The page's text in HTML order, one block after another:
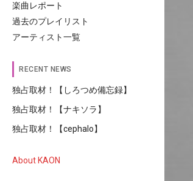
楽曲レポート
過去のプレイリスト
アーティスト一覧
RECENT NEWS
独占取材！【しろつめ備忘録】
独占取材！【ナキソラ】
独占取材！【cephalo】
About KAON